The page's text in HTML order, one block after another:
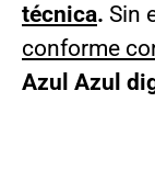
técnica. Sin
conforme
Azul Azul